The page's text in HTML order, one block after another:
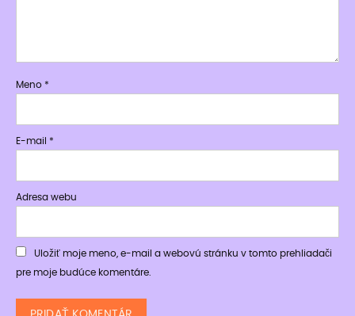
Meno *
E-mail *
Adresa webu
Uložiť moje meno, e-mail a webovú stránku v tomto prehliadači
pre moje budúce komentáre.